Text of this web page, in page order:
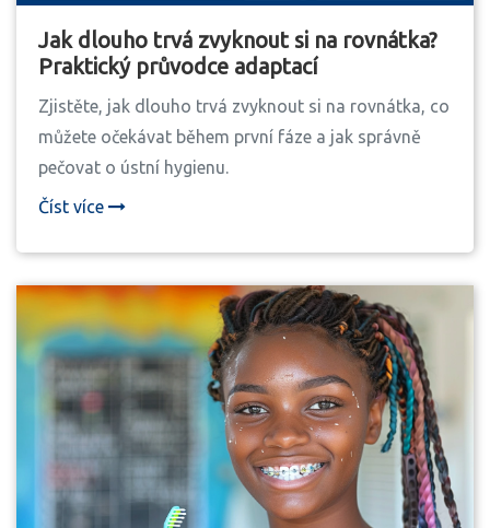
Jak dlouho trvá zvyknout si na rovnátka?
Praktický průvodce adaptací
Zjistěte, jak dlouho trvá zvyknout si na rovnátka, co
můžete očekávat během první fáze a jak správně
pečovat o ústní hygienu.
Číst více